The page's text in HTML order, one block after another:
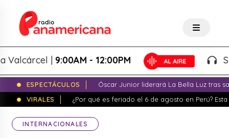
|9:00AM - 12:00PM
ESPECTÁCULOS
Óscar Junior liderará La Bella Luz tras
VIRALES
¿Por qué es feriado el 6 de agosto en Perú?
INTERNACIONALES